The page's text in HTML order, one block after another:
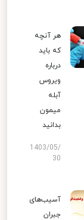
هر آنچه
که باید
درباره
ویروس
آبله
میمون
بدانید
1403/05/
30
آسیب‌های
جبران